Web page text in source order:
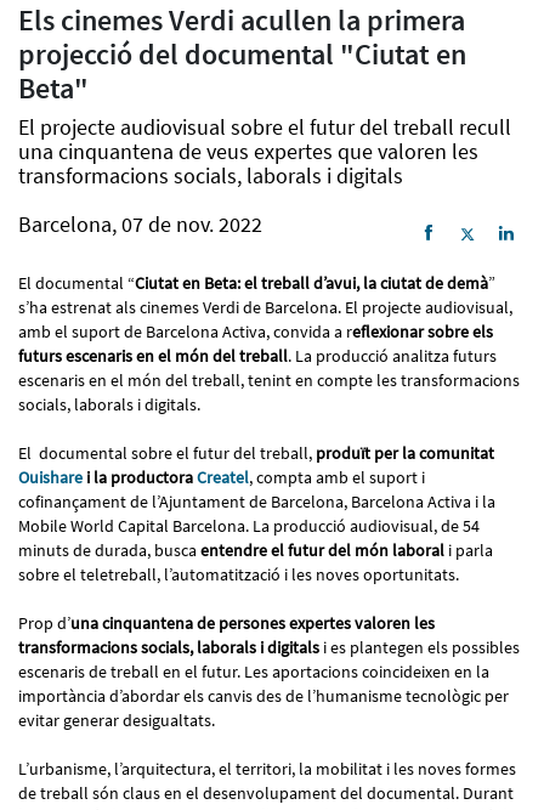
Els cinemes Verdi acullen la primera
projecció del documental "Ciutat en
Beta"
El projecte audiovisual sobre el futur del treball recull
una cinquantena de veus expertes que valoren les
transformacions socials, laborals i digitals
Barcelona, 07 de nov. 2022
El documental “Ciutat en Beta: el treball d’avui, la ciutat de demà”
s’ha estrenat als cinemes Verdi de Barcelona. El projecte audiovisual,
amb el suport de Barcelona Activa, convida a reflexionar sobre els
futurs escenaris en el món del treball. La producció analitza futurs
escenaris en el món del treball, tenint en compte les transformacions
socials, laborals i digitals.
El documental sobre el futur del treball, produït per la comunitat
Ouishare i la productoraCreatel, compta amb el suport i
cofinançament de l’Ajuntament de Barcelona, Barcelona Activa i la
Mobile World Capital Barcelona. La producció audiovisual, de 54
minuts de durada, busca entendre el futur del món laboral i parla
sobre el teletreball, l’automatització i les noves oportunitats.
Prop d’una cinquantena de persones expertes valoren les
transformacions socials, laborals i digitals i es plantegen els possibles
escenaris de treball en el futur. Les aportacions coincideixen en la
importància d’abordar els canvis des de l’humanisme tecnològic per
evitar generar desigualtats.
L’urbanisme, l’arquitectura, el territori, la mobilitat i les noves formes
de treball són claus en el desenvolupament del documental. Durant